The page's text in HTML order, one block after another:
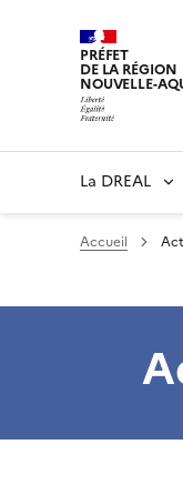
PRÉFET
DE LA RÉGION
NOUVELLE-
La DREAL
Accueil